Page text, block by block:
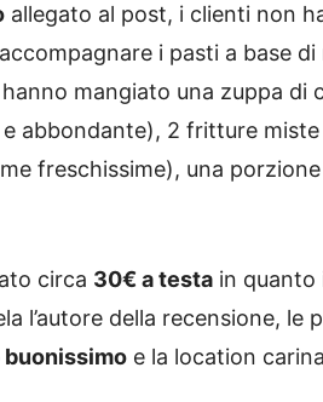
allegato al post, i clienti non
i pasti a base di
mangiato una zuppa di
abbondante), 2 fritture
freschissime), una
circa 30€ a testa in quanto
l’autore della recensione, le
e la location